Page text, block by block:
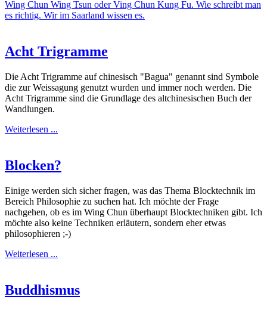
Wing Chun Wing Tsun oder Ving Chun Kung Fu. Wie schreibt man
es richtig. Wir im Saarland wissen es.
Acht Trigramme
Die Acht Trigramme auf chinesisch "Bagua" genannt sind Symbole
die zur Weissagung genutzt wurden und immer noch werden. Die
Acht Trigramme sind die Grundlage des altchinesischen Buch der
Wandlungen.
Weiterlesen ...
Blocken?
Einige werden sich sicher fragen, was das Thema Blocktechnik im
Bereich Philosophie zu suchen hat. Ich möchte der Frage
nachgehen, ob es im Wing Chun überhaupt Blocktechniken gibt. Ich
möchte also keine Techniken erläutern, sondern eher etwas
philosophieren ;-)
Weiterlesen ...
Buddhismus